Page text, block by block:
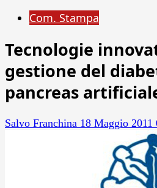
Com. Stampa
Tecnologie
gestione del
pancreas
Salvo Franchina 18 Maggio 2011